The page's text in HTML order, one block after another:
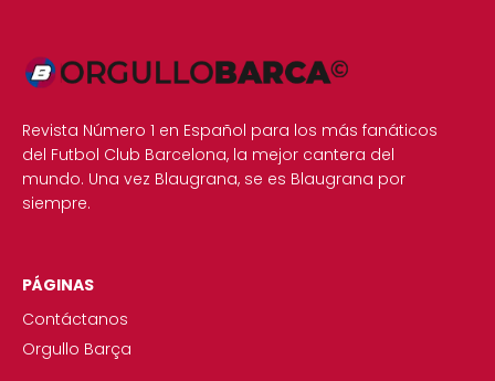
Revista Número 1 en Español para los más fanáticos
del Futbol Club Barcelona, la mejor cantera del
mundo. Una vez Blaugrana, se es Blaugrana por
siempre.
PÁGINAS
Contáctanos
Orgullo Barça